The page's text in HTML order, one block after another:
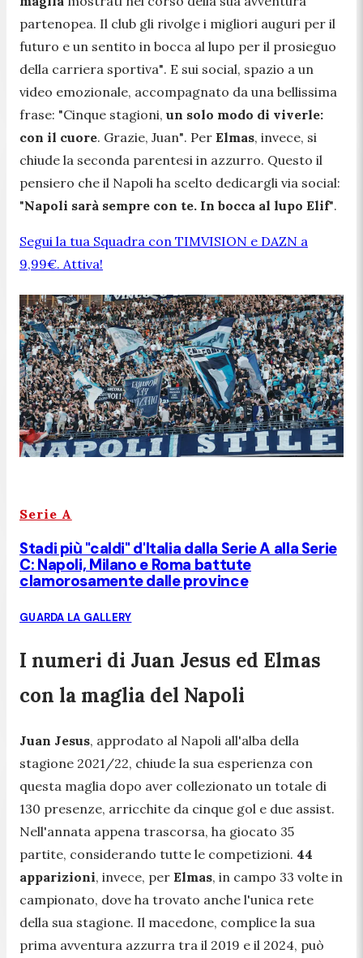
partenopea. Il club gli rivolge i migliori auguri per il
futuro e un sentito in bocca al lupo per il prosieguo
della carriera sportiva". E sui social, spazio a un
video emozionale, accompagnato da una bellissima
frase: "Cinque stagioni, un solo modo di viverle:
con il cuore. Grazie, Juan". Per Elmas, invece, si
chiude la seconda parentesi in azzurro. Questo il
pensiero che il Napoli ha scelto dedicargli via social:
"Napoli sarà sempre con te. In bocca al lupo Elif".
Segui la tua Squadra con TIMVISION e DAZN a
9,99€. Attiva!
Serie A
Stadi più "caldi" d'Italia dalla Serie A alla Serie
C: Napoli, Milano e Roma battute
clamorosamente dalle province
GUARDA LA GALLERY
I numeri di Juan Jesus ed Elmas
con la maglia del Napoli
Juan Jesus, approdato al Napoli all'alba della
stagione 2021/22, chiude la sua esperienza con
questa maglia dopo aver collezionato un totale di
130 presenze, arricchite da cinque gol e due assist.
Nell'annata appena trascorsa, ha giocato 35
partite, considerando tutte le competizioni. 44
apparizioni, invece, per Elmas, in campo 33 volte in
campionato, dove ha trovato anche l'unica rete
della sua stagione. Il macedone, complice la sua
prima avventura azzurra tra il 2019 e il 2024, può